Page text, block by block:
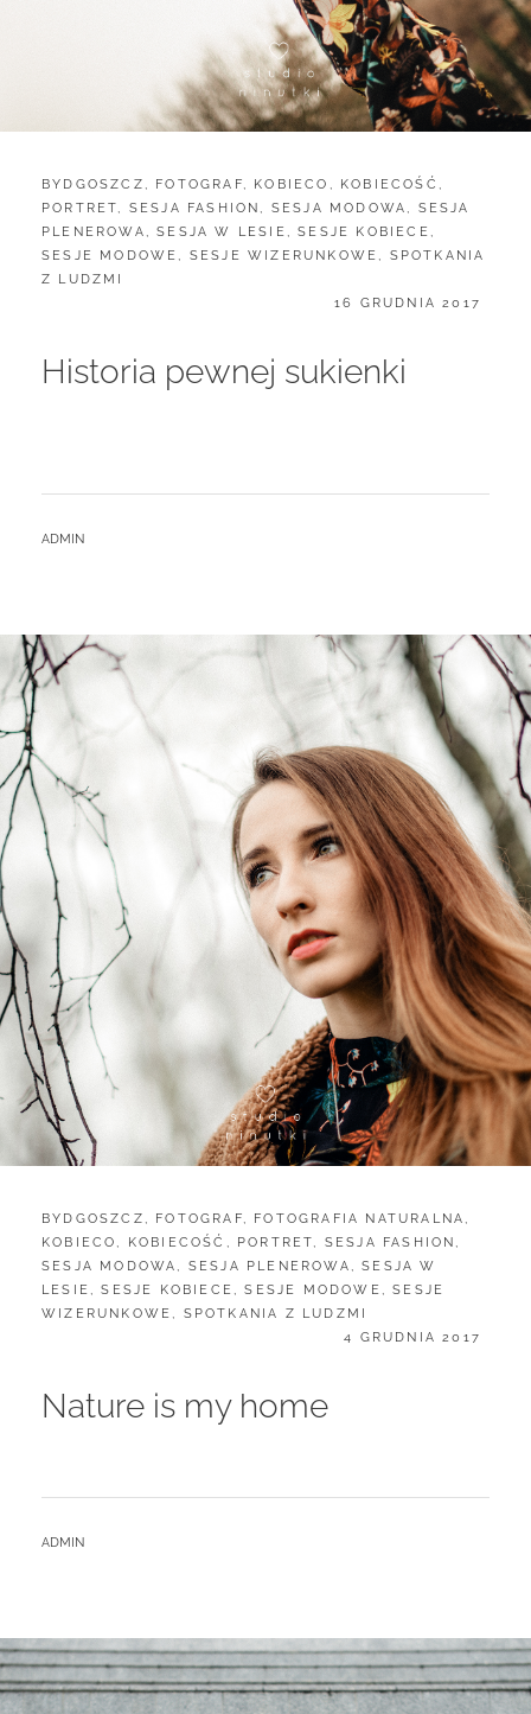
CATEGORIES:
BYDGOSZCZ , FOTOGRAF, KOBIECO , KOBIECOŚĆ ,
PORTRET, SESJA FASHION , SESJA MODOWA , SESJA
PLENEROWA ,SESJA W LESIE ,SESJE KOBIECE ,
SESJE MODOWE , SESJE WIZERUNKOWE , SPOTKANIA
Z LUDZMI
POSTED
16 GRUDNIA 2017
Historia pewnej sukienki
BY
ADMIN
CATEGORIES:
BYDGOSZCZ , FOTOGRAF, FOTOGRAFIA NATURALNA ,
KOBIECO , KOBIECOŚĆ , PORTRET, SESJA FASHION ,
SESJA MODOWA , SESJA PLENEROWA ,SESJA W
LESIE ,SESJE KOBIECE ,SESJE MODOWE ,SESJE
WIZERUNKOWE , SPOTKANIA Z LUDZMI
POSTED
4 GRUDNIA 2017
Nature is my home
BY
ADMIN